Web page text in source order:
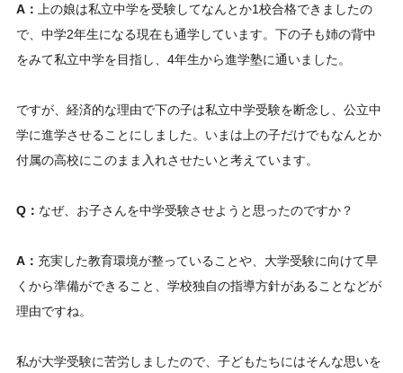
A：
上の娘は私立中学を受験してなんとか1校合格できましたの
で、中学2年生になる現在も通学しています。下の子も姉の背中
をみて私立中学を目指し、4年生から進学塾に通いました。
ですが、経済的な理由で下の子は私立中学受験を断念し、公立中
学に進学させることにしました。いまは上の子だけでもなんとか
付属の高校にこのまま入れさせたいと考えています。
Q： なぜ、お子さんを中学受験させようと思ったのですか？
A： 充実した教育環境が整っていることや、大学受験に向けて早
くから準備ができること、学校独自の指導方針があることなどが
理由ですね。
私が大学受験に苦労しましたので、子どもたちにはそんな思いを